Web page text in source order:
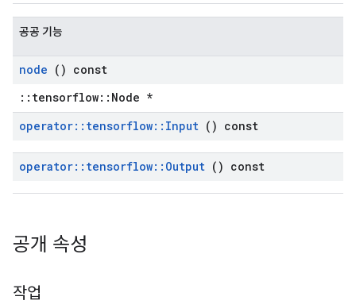
공공 기능
node () const
::tensorflow::Node *
operator:: tensorflow:: Input () const
operator:: tensorflow:: Output () const
공개 속성
작업